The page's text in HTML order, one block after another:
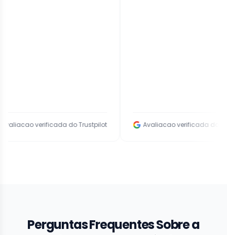
verificada do Trustpilot Avaliacao verificada do Google
Perguntas Frequentes Sobre a